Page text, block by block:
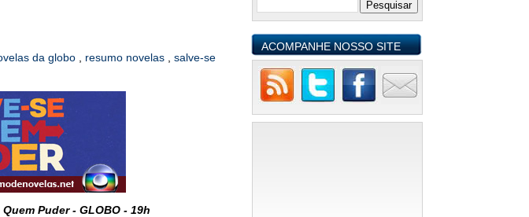
da globo resumo novelas
salve-se
Puder - GLOBO - 19h
ACOMPANHE NOSSO SITE